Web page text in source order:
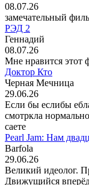
08.07.26
замечательный
РЭД 2
Геннадий
08.07.26
Мне нравится этот
Доктор Кто
Черная Мечница
29.06.26
Если бы еслибы
смотркла
саете
Pearl Jam: Нам
Barfola
29.06.26
Великий идеолог.
Движущийся вперёд